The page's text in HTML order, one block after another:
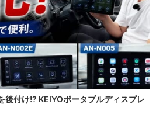
後付け!? KEIYOポータブルディスプレ